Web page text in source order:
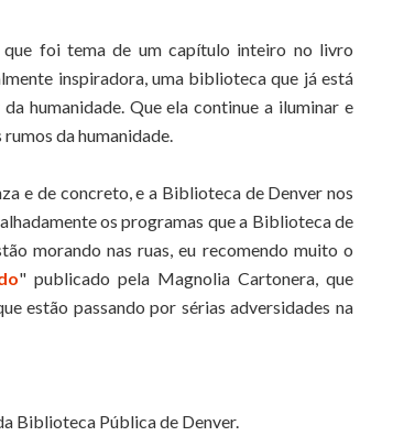
foi tema de um capítulo inteiro no livro
inspiradora, uma biblioteca que já está
humanidade. Que ela continue a iluminar e
da humanidade.
e de concreto, e a Biblioteca de Denver nos
os programas que a Biblioteca de
morando nas ruas, eu recomendo muito o
" publicado pela Magnolia Cartonera, que
estão passando por sérias adversidades na
Biblioteca Pública de Denver.